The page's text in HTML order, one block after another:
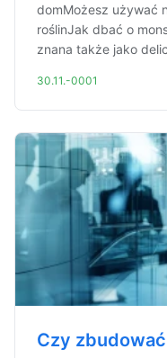
domMożesz używać
roślinJak dbać o
znana także jako
30.11.-0001
Czy